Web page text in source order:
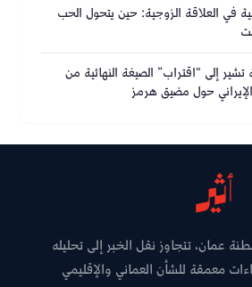
في العلاقة الزوجية: حين يتحول الحب
تشير إلى “اقتراب” الصيغة النهائية من
الإيراني حول مضيق هرمز
عمان، تتجاوز نقل الخبر إلى تحليله
معمقة للشأن العماني والإقليمي